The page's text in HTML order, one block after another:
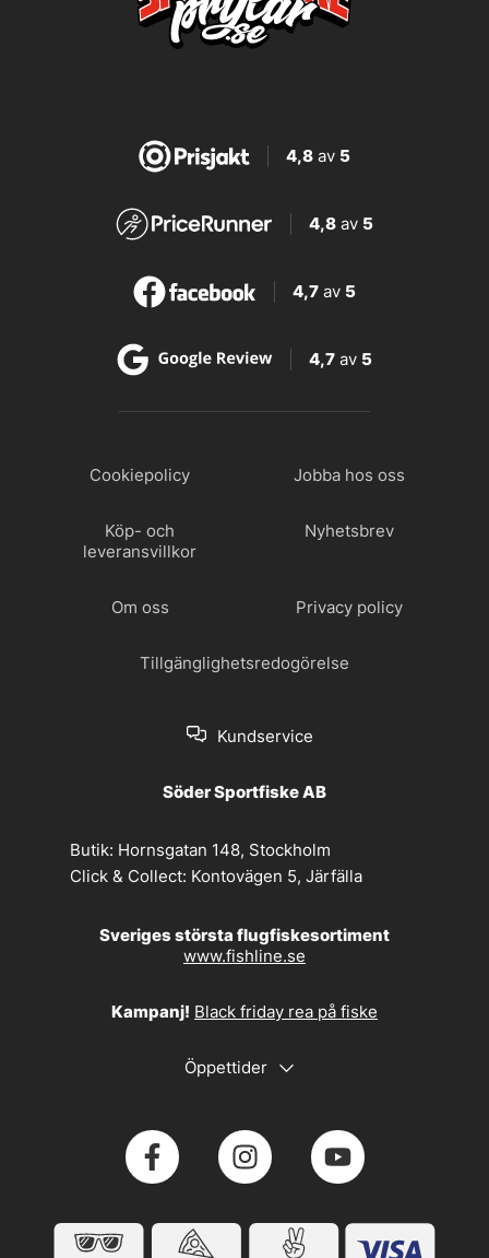
4,8av 5
4,8 av 5
4,7 av 5
4,7 av 5
Cookiepolicy Jobba hos oss
Köp- och
leveransvillkor
Nyhetsbrev
Om oss Privacy policy
Tillgänglighetsredogörelse
Kundservice
Söder Sportfiske AB
Butik: Hornsgatan 148, Stockholm
Click & Collect: Kontovägen 5, Järfälla
Sveriges största flugfiskesortiment
www.fishline.se
Kampanj! Black friday rea på fiske
Öppettider